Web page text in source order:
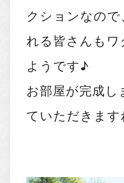
クションなの
れる皆さんも
ようです♪
お部屋が完成
ていただきます